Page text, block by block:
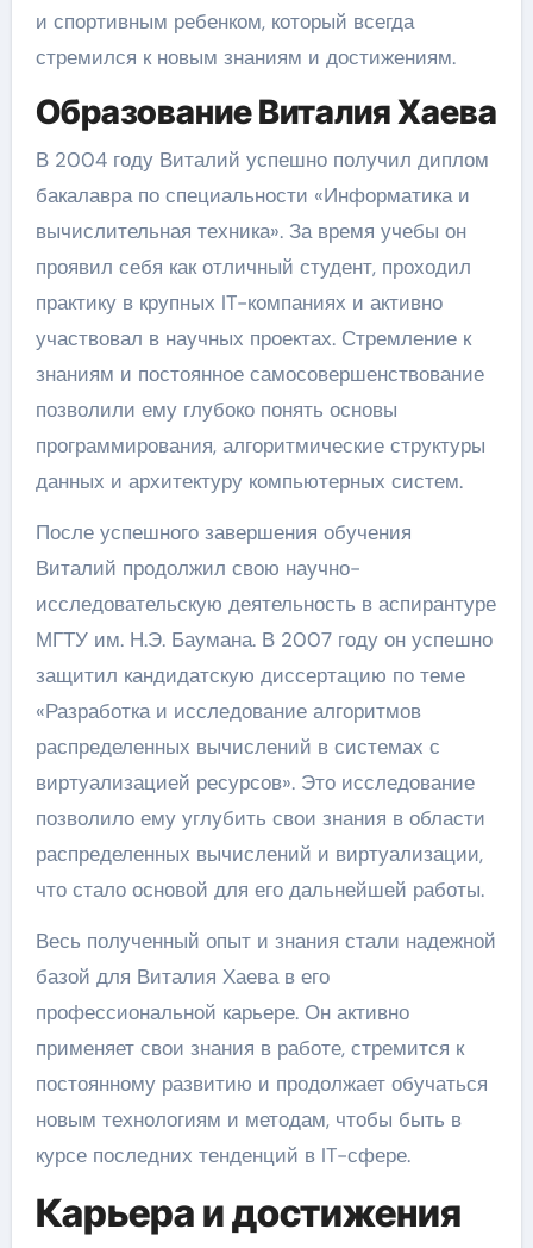
и спортивным ребенком, который всегда
стремился к новым знаниям и достижениям.
Образование Виталия Хаева
В 2004 году Виталий успешно получил диплом
бакалавра по специальности «Информатика и
вычислительная техника». За время учебы он
проявил себя как отличный студент, проходил
практику в крупных IT-компаниях и активно
участвовал в научных проектах. Стремление к
знаниям и постоянное самосовершенствование
позволили ему глубоко понять основы
программирования, алгоритмические структуры
данных и архитектуру компьютерных систем.
После успешного завершения обучения
Виталий продолжил свою научно-
исследовательскую деятельность в аспирантуре
МГТУ им. Н.Э. Баумана. В 2007 году он успешно
защитил кандидатскую диссертацию по теме
«Разработка и исследование алгоритмов
распределенных вычислений в системах с
виртуализацией ресурсов». Это исследование
позволило ему углубить свои знания в области
распределенных вычислений и виртуализации,
что стало основой для его дальнейшей работы.
Весь полученный опыт и знания стали надежной
базой для Виталия Хаева в его
профессиональной карьере. Он активно
применяет свои знания в работе, стремится к
постоянному развитию и продолжает обучаться
новым технологиям и методам, чтобы быть в
курсе последних тенденций в IT-сфере.
Карьера и достижения